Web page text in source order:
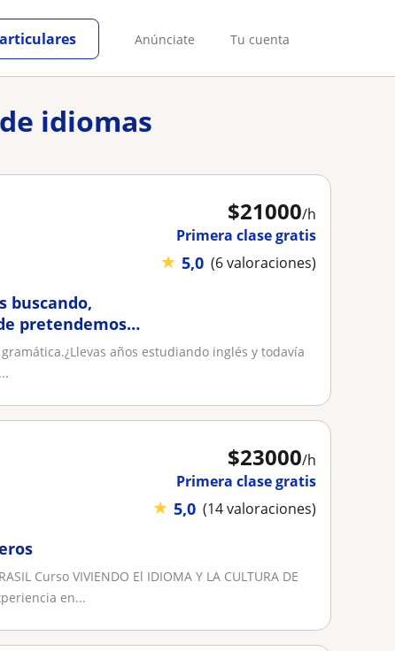
Anúnciate Tu cuenta
idiomas
$21000/h
Primera clase gratis
★ 5,0 (6 valoraciones)
buscando,
pretendemos
necesitas. Sinaños estudiando inglés y todavía
$23000/h
Primera clase gratis
★ 5,0 (14 valoraciones)
Curso VIVIENDO El IDIOMA Y LA CULTURA DE
en...